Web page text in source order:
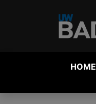
HOME